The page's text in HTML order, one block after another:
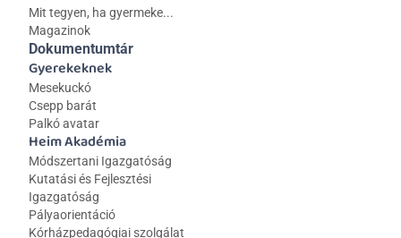
Mit tegyen, ha gyermeke...
Magazinok
Gyerekeknek
Mesekuckó
Csepp barát
Palkó avatar
Heim Akadémia
Módszertani Igazgatóság
Kutatási és Fejlesztési
Igazgatóság
Pályaorientáció
Kórházpedagógiai szolgálat
Dokumentumtár